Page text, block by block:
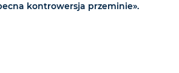
kontrowersja przeminie».